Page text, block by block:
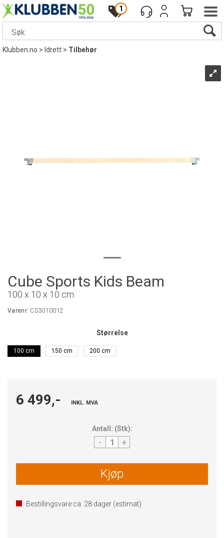
1
Klubben.no> Idrett>Tilbehør
Cube Sports Kids Beam
100 x 10 x 10 cm
Varenr: CS3010012
Størrelse
100 cm 150 cm 200 cm
6 499,- INKL. MVA
Antall: (Stk):
- +
Kjøp
Bestillingsvare ca. 28 dager (estimat)